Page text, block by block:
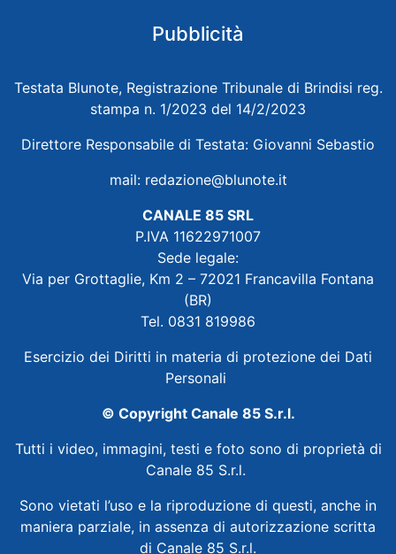
Pubblicità
Testata Blunote, Registrazione Tribunale di Brindisi reg.
stampa n. 1/2023 del 14/2/2023
Direttore Responsabile di Testata: Giovanni Sebastio
mail: redazione@blunote.it
CANALE 85 SRL
P.IVA 11622971007
Sede legale:
Via per Grottaglie, Km 2 – 72021 Francavilla Fontana
(BR)
Tel. 0831 819986
Esercizio dei Diritti in materia di protezione dei Dati
Personali
© Copyright Canale 85 S.r.l.
Tutti i video, immagini, testi e foto sono di proprietà di
Canale 85 S.r.l.
Sono vietati l’uso e la riproduzione di questi, anche in
maniera parziale, in assenza di autorizzazione scritta
di Canale 85 S.r.l.